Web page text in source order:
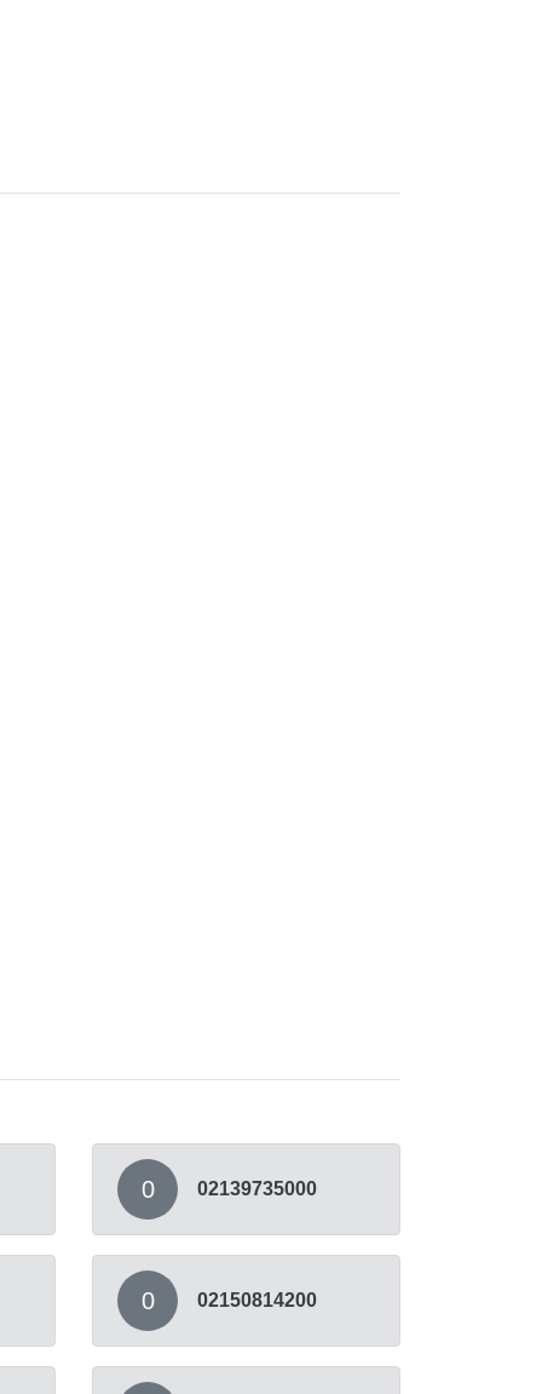
0 02139735000
0 02150814200